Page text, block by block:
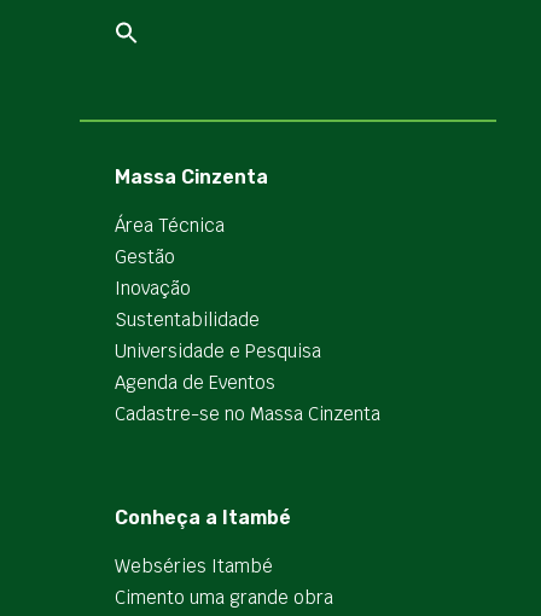
Massa Cinzenta
Área Técnica
Gestão
Inovação
Sustentabilidade
Universidade e Pesquisa
Agenda de Eventos
Cadastre-se no Massa Cinzenta
Conheça a Itambé
Webséries Itambé
Cimento uma grande obra